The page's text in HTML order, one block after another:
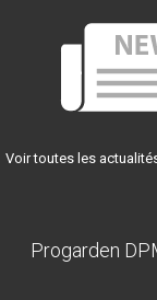
Voir toutes les
Progarden